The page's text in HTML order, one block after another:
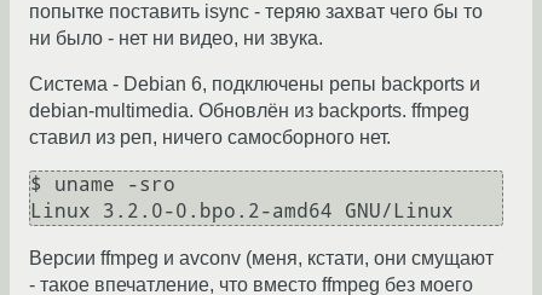
попытке поставить isync - теряю захват чего бы то
ни было - нет ни видео, ни звука.
Система - Debian 6, подключены репы backports и
debian-multimedia. Обновлён из backports. ffmpeg
ставил из реп, ничего самосборного нет.
$ uname -sro
Версии ffmpeg и avconv (меня, кстати, они смущают
- такое впечатление, что вместо ffmpeg без моего